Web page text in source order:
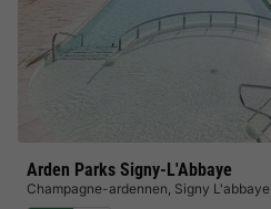
Arden Parks Signy-L'Abbaye
Champagne-ardennen, Signy L'abbaye